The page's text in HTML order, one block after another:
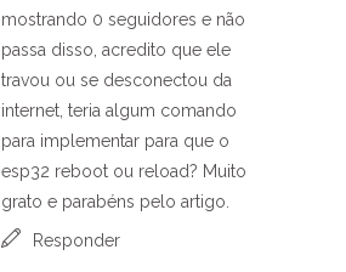
mostrando 0 seguidores e não
passa disso, acredito que ele
travou ou se desconectou da
internet, teria algum comando
para implementar para que o
esp32 reboot ou reload? Muito
grato e parabéns pelo artigo.
Responder